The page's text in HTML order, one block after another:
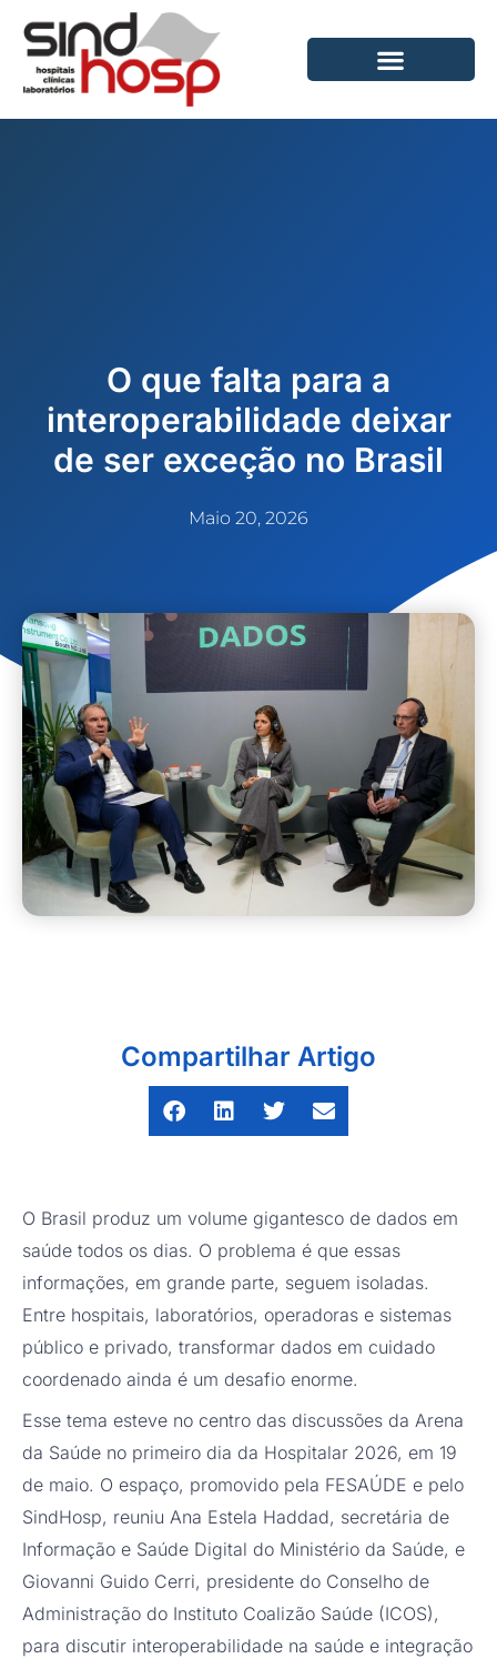
para
conteúdo
O que falta para a
interoperabilidade deixar
de ser exceção no Brasil
Maio 20, 2026
Compartilhar Artigo
O Brasil produz um volume gigantesco de dados em
saúde todos os dias. O problema é que essas
informações, em grande parte, seguem isoladas.
Entre hospitais, laboratórios, operadoras e sistemas
público e privado, transformar dados em cuidado
coordenado ainda é um desafio enorme.
Esse tema esteve no centro das discussões da Arena
da Saúde no primeiro dia da Hospitalar 2026, em 19
de maio. O espaço, promovido pela FESAÚDE e pelo
SindHosp, reuniu Ana Estela Haddad, secretária de
Informação e Saúde Digital do Ministério da Saúde, e
Giovanni Guido Cerri, presidente do Conselho de
Administração do Instituto Coalizão Saúde (ICOS),
para discutir interoperabilidade na saúde e integração